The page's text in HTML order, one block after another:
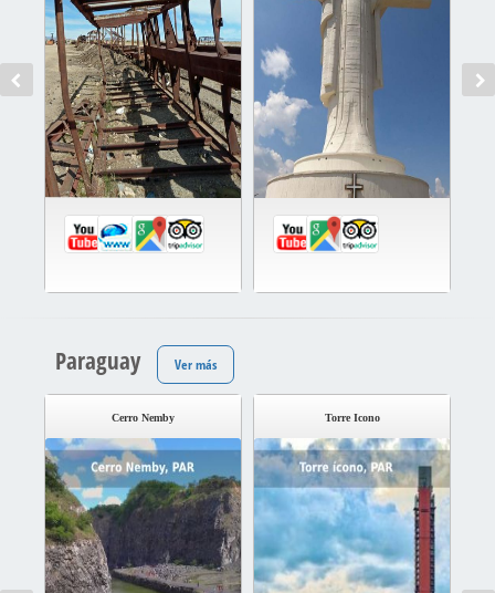
Paraguay Ver más
Cerro Nemby Torre Icono